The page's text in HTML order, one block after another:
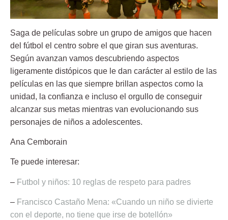
Saga de películas sobre un grupo de amigos que hacen
del fútbol el centro sobre el que giran sus aventuras.
Según avanzan vamos descubriendo aspectos
ligeramente distópicos que le dan carácter al estilo de las
películas en las que siempre brillan aspectos como la
unidad, la confianza e incluso el orgullo de conseguir
alcanzar sus metas mientras van evolucionando sus
personajes de niños a adolescentes.
Ana Cemborain
Te puede interesar:
– Futbol y niños: 10 reglas de respeto para padres
– Francisco Castaño Mena: «Cuando un niño se divierte
con el deporte, no tiene que irse de botellón»